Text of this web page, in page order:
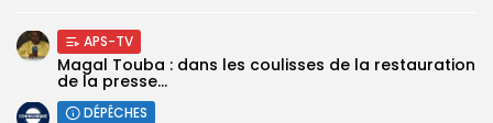
APS-TV
Magal Touba : dans les coulisses de la restauration
de la presse...
DÉPÊCHES